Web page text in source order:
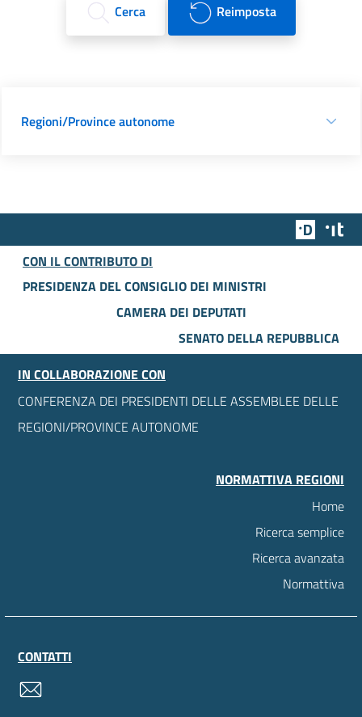
Cerca Reimposta
Regioni/Province autonome
Team
CON IL CONTRIBUTO DI
PRESIDENZA DEL CONSIGLIO DEI MINISTRI
CAMERA DEI DEPUTATI
SENATO DELLA REPUBBLICA
IN COLLABORAZIONE CON
CONFERENZA DEI PRESIDENTI DELLE ASSEMBLEE DELLE
REGIONI/PROVINCE AUTONOME
NORMATTIVA REGIONI
Home
Ricerca semplice
Ricerca avanzata
Normattiva
CONTATTI